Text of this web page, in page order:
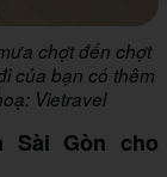
chợt đến chợt
của bạn có thêm
Vietravel
Sài Gòn cho